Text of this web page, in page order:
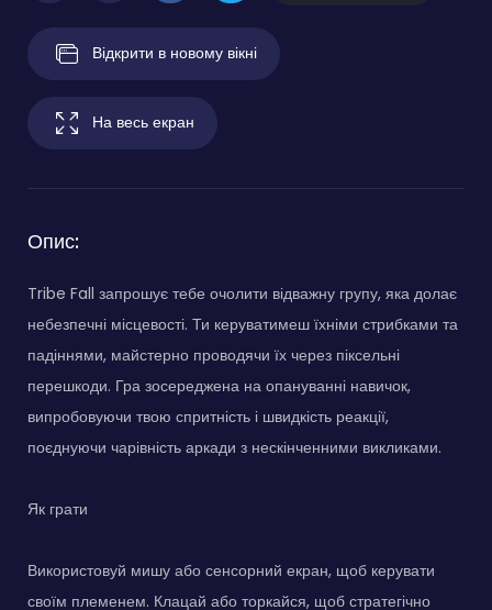
Відкрити в новому вікні
На весь екран
Опис:
Tribe Fall запрошує тебе очолити відважну групу, яка долає
небезпечні місцевості. Ти керуватимеш їхніми стрибками та
падіннями, майстерно проводячи їх через піксельні
перешкоди. Гра зосереджена на опануванні навичок,
випробовуючи твою спритність і швидкість реакції,
поєднуючи чарівність аркади з нескінченними викликами.
Як грати
Використовуй мишу або сенсорний екран, щоб керувати
своїм племенем. Клацай або торкайся, щоб стратегічно